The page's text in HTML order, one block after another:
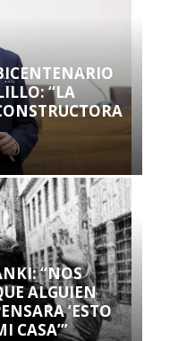
“LA
“NOS
ALGUIEN
‘ESTO
CASA’”